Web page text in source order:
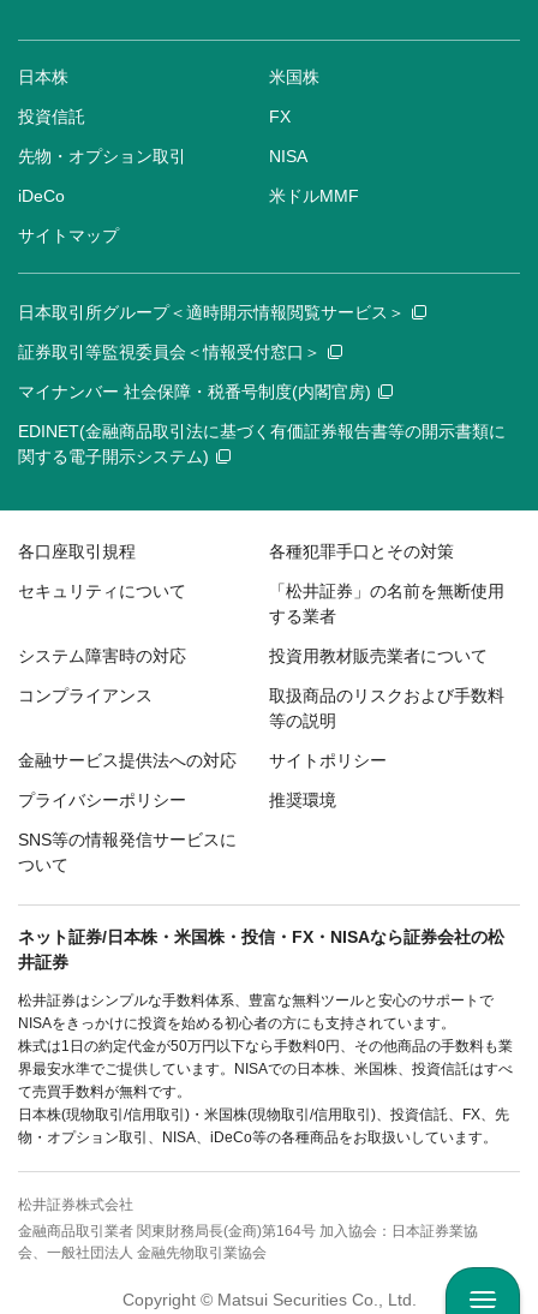
日本株 米国株
投資信託 FX
先物・オプション取引 NISA
iDeCo 米ドルMMF
サイトマップ
日本取引所グループ＜適時開示情報閲覧サービス＞
証券取引等監視委員会＜情報受付窓口＞
マイナンバー 社会保障・税番号制度(内閣官房)
EDINET(金融商品取引法に基づく有価証券報告書等の開示書類に
関する電子開示システム)
各口座取引規程 各種犯罪手口とその対策
セキュリティについて
「松井証券」の名前を無断使用
する業者
システム障害時の対応 投資用教材販売業者について
コンプライアンス
取扱商品のリスクおよび手数料
等の説明
金融サービス提供法への対応 サイトポリシー
プライバシーポリシー 推奨環境
SNS等の情報発信サービスに
ついて
ネット証券/日本株・米国株・投信・FX・NISAなら証券会社の松
井証券
松井証券はシンプルな手数料体系、豊富な無料ツールと安心のサポートで
NISAをきっかけに投資を始める初心者の方にも支持されています。
株式は1日の約定代金が50万円以下なら手数料0円、その他商品の手数料も業
界最安水準でご提供しています。NISAでの日本株、米国株、投資信託はすべ
て売買手数料が無料です。
日本株(現物取引/信用取引)・米国株(現物取引/信用取引)、投資信託、FX、先
物・オプション取引、NISA、iDeCo等の各種商品をお取扱いしています。
松井証券株式会社
金融商品取引業者 関東財務局長(金商)第164号 加入協会：日本証券業協
会、一般社団法人 金融先物取引業協会
Copyright © Matsui Securities Co., Ltd.